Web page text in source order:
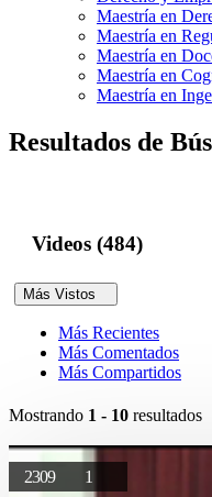
Maestría en
Maestría en
Maestría en
Maestría en
Maestría en
Resultados de
Videos (484)
Más Vistos
Más Recientes
Más Comentados
Más Compartidos
Mostrando 1 - 10 resultados
2309 1